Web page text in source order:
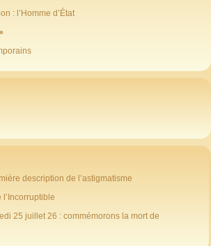
: l’Homme d’État
description de l’astigmatisme
25 juillet 26 : commémorons la mort de